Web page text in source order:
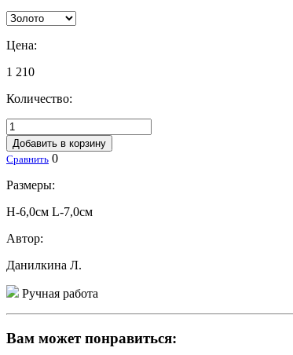
Цена:
1 210
Количество:
Добавить в корзину
Сравнить 0
Размеры:
H-6,0см L-7,0см
Автор:
Данилкина Л.
Ручная работа
Вам может понравиться: